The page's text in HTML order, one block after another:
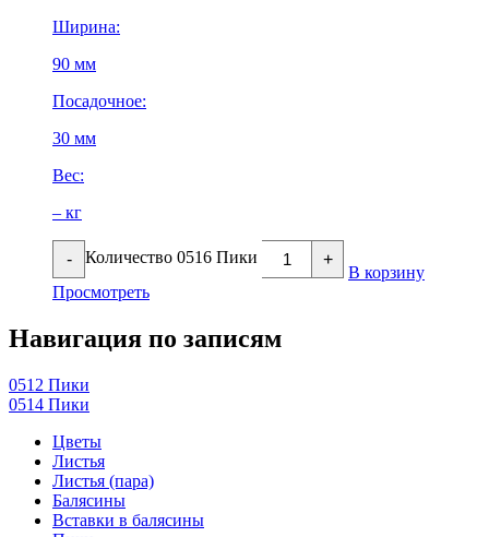
Ширина:
90 мм
Посадочное:
30 мм
Вес:
– кг
- Количество 0516 Пики +
В корзину
Просмотреть
Навигация по записям
0512 Пики
0514 Пики
Цветы
Листья
Листья (пара)
Балясины
Вставки в балясины